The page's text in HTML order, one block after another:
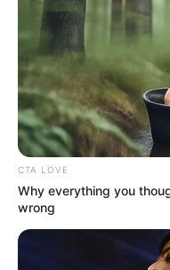
(foto:
2. Getty Museum
sehingga terpaksa
CTA LOVE
Why everything you
wrong